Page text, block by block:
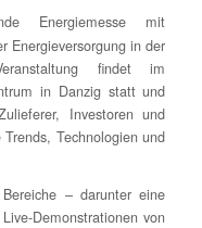
Energiemesse mit
Energieversorgung in der
findet im
in Danzig statt und
Investoren und
Technologien und
– darunter eine
Demonstrationen von